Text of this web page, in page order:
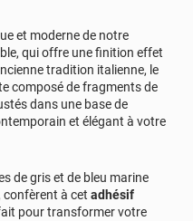
et moderne de notre
qui offre une finition effet
tradition italienne, le
composé de fragments de
dans une base de
et élégant à votre
de gris et de bleu marine
confèrent à cet adhésif
pour transformer votre